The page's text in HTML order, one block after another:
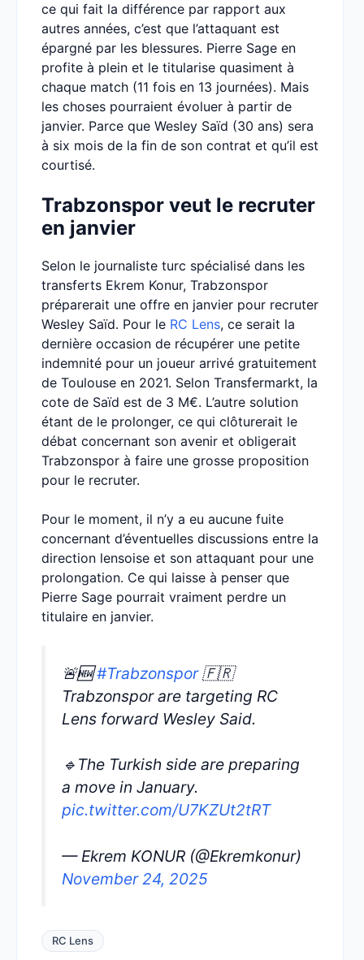
ce qui fait la différence par rapport aux
autres années, c’est que l’attaquant est
épargné par les blessures. Pierre Sage en
profite à plein et le titularise quasiment à
chaque match (11 fois en 13 journées). Mais
les choses pourraient évoluer à partir de
janvier. Parce que Wesley Saïd (30 ans) sera
à six mois de la fin de son contrat et qu’il est
courtisé.
Trabzonspor veut le recruter
en janvier
Selon le journaliste turc spécialisé dans les
transferts Ekrem Konur, Trabzonspor
préparerait une offre en janvier pour recruter
Wesley Saïd. Pour le RC Lens, ce serait la
dernière occasion de récupérer une petite
indemnité pour un joueur arrivé gratuitement
de Toulouse en 2021. Selon Transfermarkt, la
cote de Saïd est de 3 M€. L’autre solution
étant de le prolonger, ce qui clôturerait le
débat concernant son avenir et obligerait
Trabzonspor à faire une grosse proposition
pour le recruter.
Pour le moment, il n’y a eu aucune fuite
concernant d’éventuelles discussions entre la
direction lensoise et son attaquant pour une
prolongation. Ce qui laisse à penser que
Pierre Sage pourrait vraiment perdre un
titulaire en janvier.
🚨🆕#Trabzonspor🇫🇷
Trabzonspor are targeting RC
Lens forward Wesley Said.
🔹The Turkish side are preparing
a move in January.
pic.twitter.com/U7KZUt2tRT
— Ekrem KONUR (@Ekremkonur)
November 24, 2025
RC Lens